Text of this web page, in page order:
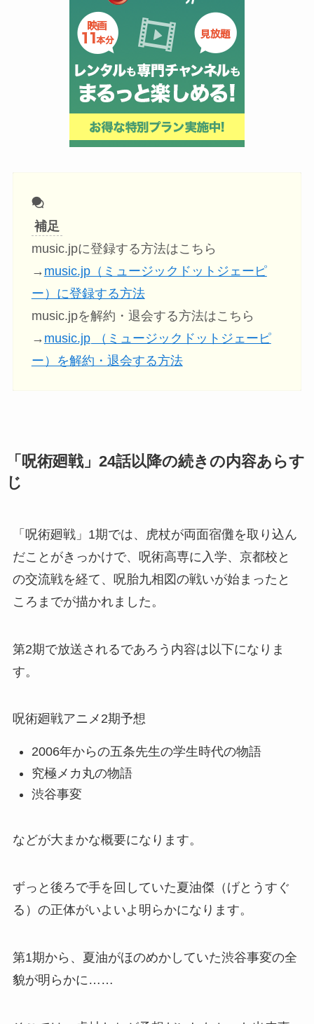
補足
music.jpに登録する方法はこちら
→ music.jp（ミュージックドットジェーピ
ー）に登録する方法
music.jpを解約・退会する方法はこちら
→ music.jp （ミュージックドットジェーピ
ー）を解約・退会する方法
「呪術廻戦」24話以降の続きの内容あらす
じ
「呪術廻戦」1期では、虎杖が両面宿儺を取り込ん
だことがきっかけで、呪術高専に入学、京都校と
の交流戦を経て、呪胎九相図の戦いが始まったと
ころまでが描かれました。
第2期で放送されるであろう内容は以下になりま
す。
呪術廻戦アニメ2期予想
2006年からの五条先生の学生時代の物語
究極メカ丸の物語
渋谷事変
などが大まかな概要になります。
ずっと後ろで手を回していた夏油傑（げとうすぐ
る）の正体がいよいよ明らかになります。
第1期から、夏油がほのめかしていた渋谷事変の全
貌が明らかに……